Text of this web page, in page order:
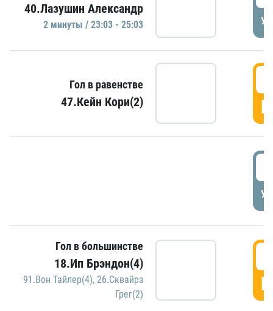
40.Лазушин Александр
2 минуты / 23:03 - 25:03
Гол в равенстве
47.Кейн Кори(2)
Гол в большинстве
18.Ип Брэндон(4)
91.Вон Тайлер(4), 26.Сквайрз
Грег(2)